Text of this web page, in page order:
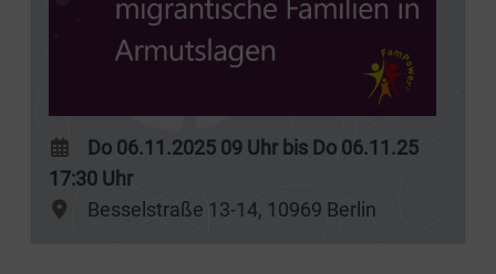
Do 06.11.2025 09 Uhr bis Do 06.11.25
17:30 Uhr
Besselstraße 13-14, 10969 Berlin